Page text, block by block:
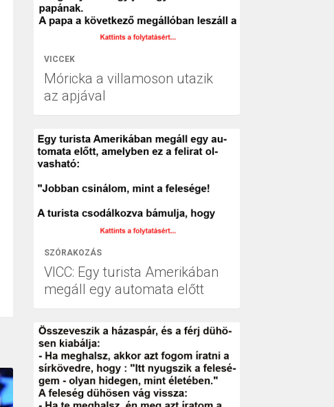
VICCEK
Móricka a villamoson utazik
az apjával
SZÓRAKOZÁS
VICC: Egy turista Amerikában
megáll egy automata előtt